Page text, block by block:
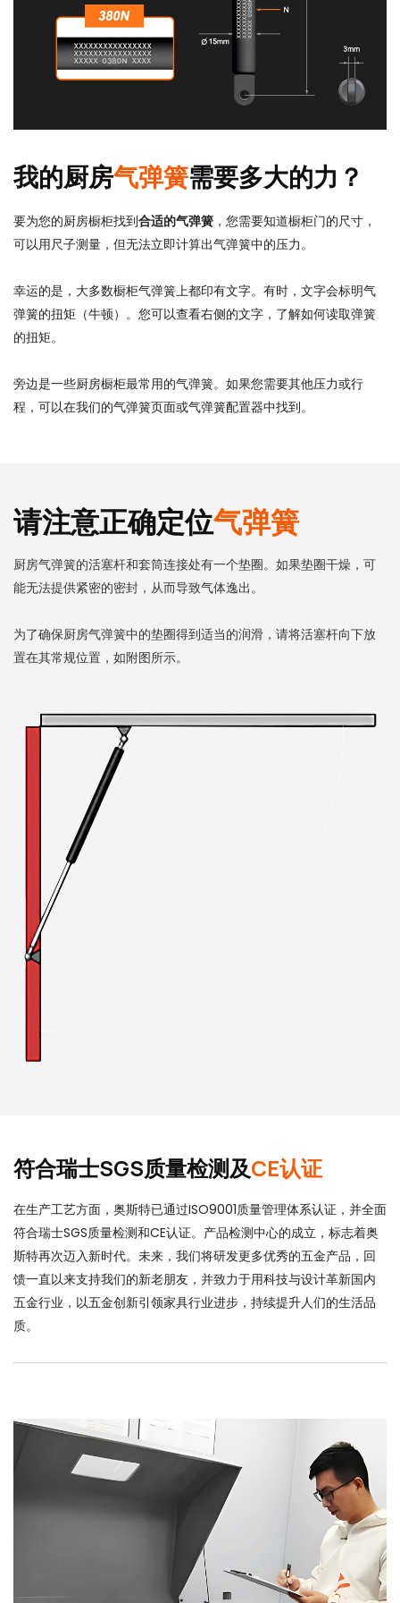
我的厨房气弹簧需要多大的力？
要为您的厨房橱柜找到合适的气弹簧 ，您需要知道橱柜门的尺寸，
可以用尺子测量，但无法立即计算出气弹簧中的压力。
幸运的是，大多数橱柜气弹簧上都印有文字。有时，文字会标明气
弹簧的扭矩（牛顿）。您可以查看右侧的文字，了解如何读取弹簧
的扭矩。
旁边是一些厨房橱柜最常用的气弹簧。如果您需要其他压力或行
程，可以在我们的气弹簧页面或气弹簧配置器中找到。
请注意正确定位气弹簧
厨房气弹簧的活塞杆和套筒连接处有一个垫圈。如果垫圈干燥，可
能无法提供紧密的密封，从而导致气体逸出。
为了确保厨房气弹簧中的垫圈得到适当的润滑，请将活塞杆向下放
置在其常规位置，如附图所示。
符合瑞士SGS质量检测及CE认证
在生产工艺方面，奥斯特已通过ISO9001质量管理体系认证，并全面
符合瑞士SGS质量检测和CE认证。产品检测中心的成立，标志着奥
斯特再次迈入新时代。未来，我们将研发更多优秀的五金产品，回
馈一直以来支持我们的新老朋友，并致力于用科技与设计革新国内
五金行业，以五金创新引领家具行业进步，持续提升人们的生活品
质。